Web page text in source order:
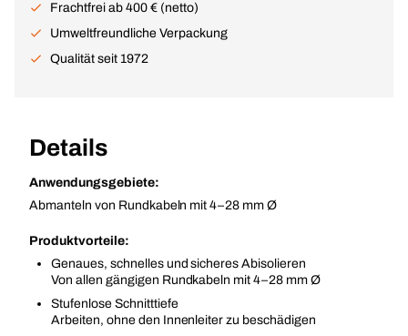
Frachtfrei ab 400 € (netto)
Umweltfreundliche Verpackung
Qualität seit 1972
Details
Anwendungsgebiete:
Abmanteln von Rundkabeln mit 4–28 mm Ø
Produktvorteile:
Genaues, schnelles und sicheres Abisolieren
Von allen gängigen Rundkabeln mit 4–28 mm Ø
Stufenlose Schnitttiefe
Arbeiten, ohne den Innenleiter zu beschädigen